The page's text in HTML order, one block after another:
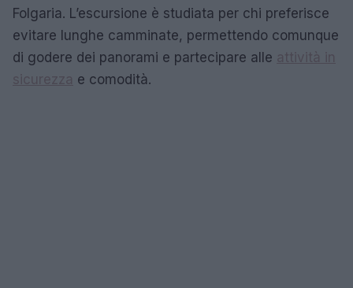
Folgaria. L’escursione è studiata per chi preferisce
evitare lunghe camminate, permettendo comunque
di godere dei panorami e partecipare alle
e comodità.